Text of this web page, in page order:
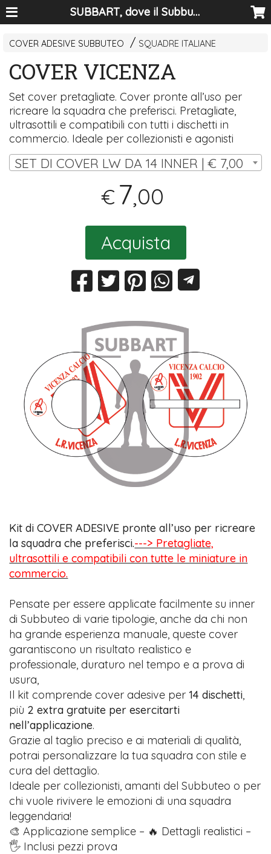
SUBBART, dove il Subbuteo diventa arte
COVER ADESIVE SUBBUTEO SQUADRE ITALIANE
COVER VICENZA
Set cover pretagliate. Cover pronte all’uso per
ricreare la squadra che preferisci. Pretagliate,
ultrasottili e compatibili con tutti i dischetti in
commercio. Ideale per collezionisti e agonisti
SET DI COVER LW DA 14 INNER | € 7,00
€ 7,00
Acquista
Kit di COVER ADESIVE pronte all’uso per ricreare
la squadra che preferisci.---> Pretagliate,
ultrasottili e compatibili con tutte le miniature in
commercio.
Pensate per essere applicate facilmente su inner
di Subbuteo di varie tipologie, anche da chi non
ha grande esperienza manuale, queste cover
garantiscono un risultato realistico e
professionale, duraturo nel tempo e a prova di
usura,
Il kit comprende cover adesive per14 dischetti,
più 2 extra gratuite per esercitarti
nell’applicazione.
Grazie al taglio preciso e ai materiali di qualità,
potrai personalizzare la tua squadra con stile e
cura del dettaglio.
Ideale per collezionisti, amanti del Subbuteo o per
chi vuole rivivere le emozioni di una squadra
leggendaria!
🎨 Applicazione semplice – 🔥 Dettagli realistici –
🖐️ Inclusi pezzi prova